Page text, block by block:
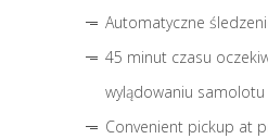
Automatyczne
45 minut czasu
wylądowaniu samolotu
Convenient pickup at